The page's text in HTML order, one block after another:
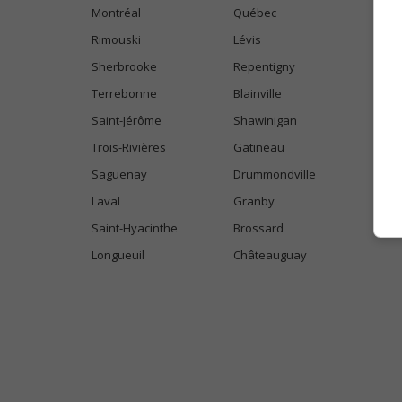
Montréal
Québec
Rimouski
Lévis
Sherbrooke
Repentigny
Terrebonne
Blainville
Saint-Jérôme
Shawinigan
Trois-Rivières
Gatineau
Saguenay
Drummondville
Laval
Granby
Saint-Hyacinthe
Brossard
Longueuil
Châteauguay